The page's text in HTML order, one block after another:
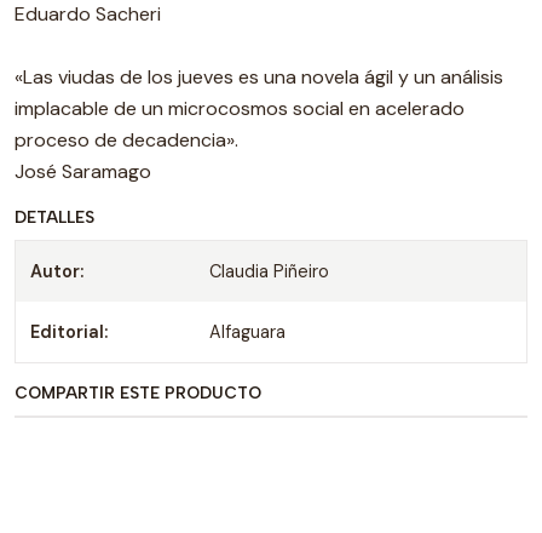
Eduardo Sacheri
«Las viudas de los jueves es una novela ágil y un análisis
implacable de un microcosmos social en acelerado
proceso de decadencia».
José Saramago
DETALLES
Autor: Claudia Piñeiro
Editorial: Alfaguara
COMPARTIR ESTE PRODUCTO